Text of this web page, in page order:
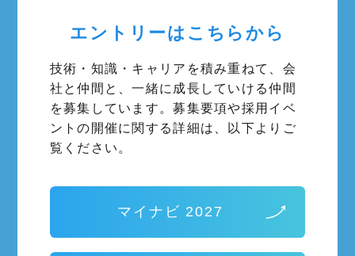
エントリーはこちらから
技術・知識・キャリアを積み重ねて、会
社と仲間と、一緒に成長していける仲間
を募集しています。募集要項や採用イベ
ントの開催に関する詳細は、以下よりご
覧ください。
マイナビ 2027